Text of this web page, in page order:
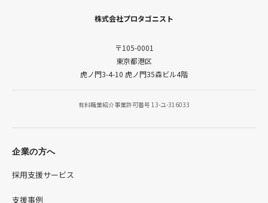
株式会社プロタゴニスト
〒105-0001
東京都港区
虎ノ門3-4-10 虎ノ門35森ビル4階
有料職業紹介事業許可番号 13-ユ-316033
企業の方へ
採用支援サービス
支援事例